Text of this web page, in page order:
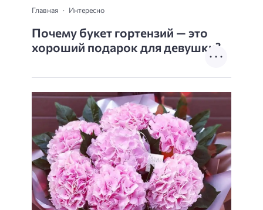
Главная Интересно
Почему букет гортензий — это
хороший подарок для девушки?